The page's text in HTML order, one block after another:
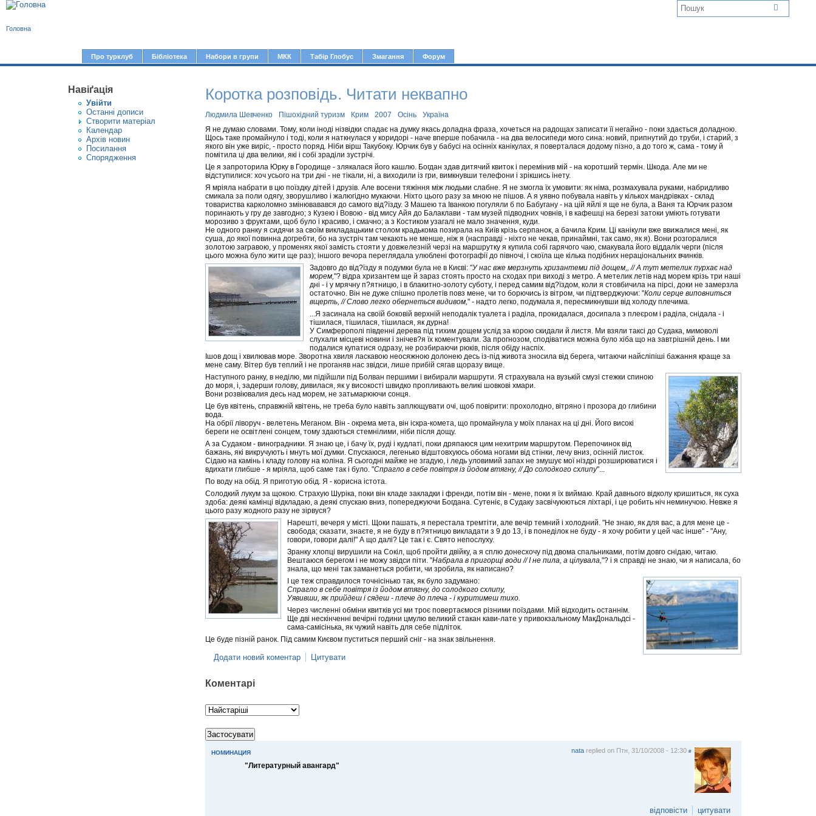
л
о
в
н
Про турклуб Бібліотека Набори в групи МКК Табір Глобус Змагання Форум
Головна
Навіґація
Увiйти
Останні дописи
Створити матерiал
Календар
Архів новин
Посилання
Спорядження
Коротка розповідь. Читати неквапно
Людмила Шевченко Пішохідний туризм Крим 2007 Осінь
Україна
Я не думаю словами. Тому, коли іноді нізвідки спадає на думку якась доладна фраза, хочеться на радощах записати її негайно - поки здається доладною.
Щось таке промайнуло і тоді, коли я наткнулася у коридорі - наче вперше побачила - на два велосипеди мого сина: новий, припнутий до труби, і старий, з
якого він уже виріс, - просто поряд. Ніби вірш Такубоку. Юрчик був у бабусі на осінніх канікулах, я поверталася додому пізно, а до того ж, сама - тому й
помітила ці два велики, які і собі зраділи зустрічі.
Це я запроторила Юрку в Городище - злякалася його кашлю. Богдан здав дитячий квиток і перемінив мій - на коротший термін. Шкода. Але ми не
відступилися: хоч усього на три дні - не тікали, ні, а виходили із гри, вимкнувши телефони і зрікшись інету.
Я мріяла набрати в цю поїздку дітей і друзів. Але восени тяжіння між людьми слабне. Я не змогла їх умовити: як німа, розмахувала руками, набридливо
смикала за поли одягу, зворушливо і жалюгідно мукаючи. Ніхто цього разу за мною не пішов. А я уявно побувала навіть у кількох мандрівках - склад
товариства карколомно змінювавався до самого від?їзду. З Машею та Іванкою погуляли б по Бабугану - на цій яйлі я ще не була, а Ваня та Юрчик разом
поринають у гру де завгодно; з Кузею і Вовою - від мису Айя до Балаклави - там музей підводних човнів, і в кафешці на березі затоки уміють готувати
морозиво з фруктами, щоб було і красиво, і смачно; а з Костиком узагалі не мало значення, куди.
Не одного ранку я сидячи за своїм викладацьким столом крадькома позирала на Київ крізь серпанок, а бачила Крим. Ці канікули вже ввижалися мені, як
суша, до якої повинна догребти, бо на зустріч там чекають не менше, ніж я (насправді - ніхто не чекав, принаймні, так само, як я). Вони розгоралися
золотою загравою, у променях якої замість стояти у довжелезній черзі на маршрутку я купила собі гарячого чаю, смакувала його віддалік черги (після
цього можна було жити ще раз); іншого вечора переглядала улюблені фотографії до півночі, і скоїла ще кілька подібних нераціональних вчинків.
Задовго до від?їзду я подумки була не в Києві: "У нас вже мерзнуть хризантеми під дощем,, // А тут метелик пурхає над
морем,"? відра хризантем ще й зараз стоять просто на сходах при виході з метро. А метелик летів над морем крізь три наші
дні - і у мрячну п?ятницю, і в блакитно-золоту суботу, і перед самим від?їздом, коли я стовбичила на пірсі, доки не замерзла
остаточно. Він не дуже спішно пролетів повз мене, чи то борючись із вітром, чи підтверджуючи: "Коли серце виповниться
вщерть,// Слово легко обернеться видивом," - надто легко, подумала я, пересмикнувши від холоду плечима.
...Я засинала на своїй боковій верхній неподалік туалета і раділа, прокидалася, досипала з плеєром і раділа, снідала - і
тішилася, тішилася, тішилася, як дурна!
У Симферополі південні дерева під тихим дощем услід за корою скидали й листя. Ми взяли таксі до Судака, мимоволі
слухали місцеві новини і знічев?я їх коментували. За прогнозом, сподіватися можна було хіба що на завтрішній день. І ми
подалися купатися одразу, не розбираючи рюків, після обіду наспіх.
Ішов дощ і хвилював море. Зворотна хвиля ласкавою неосяжною долонею десь із-під живота зносила від берега, читаючи найсліпіші бажання краще за
мене саму. Вітер був теплий і не проганяв нас звідси, лише прибій сягав щоразу вище.
Наступного ранку, в неділю, ми підійшли під Болван першими і вибирали маршрути. Я страхувала на вузькій смузі стежки спиною
до моря, і, задерши голову, дивилася, як у високості швидко пропливають великі шовкові хмари.
Вони розвіювалия десь над морем, не затьмарюючи сонця.
Це був квітень, справжній квітень, не треба було навіть заплющувати очі, щоб повірити: прохолодно, вітряно і прозора до глибини
вода.
На обрії ліворуч - велетень Меганом. Він - окрема мета, він іскра-комета, що промайнула у моїх планах на ці дні. Його високі
береги не освітлені сонцем, тому здаються стемнілими, ніби після дощу.
А за Судаком - виноградники. Я знаю це, і бачу їх, руді і кудлаті, поки дряпаюся цим нехитрим маршрутом. Перепочинок від
бажань, які викручують і мнуть мої думки. Спускаюся, легенько відштовхуюсь обома ногами від стінки, лечу вниз, осінній листок.
Сідаю на камінь і кладу голову на коліна. Я сьогодні майже не згадую, і ледь уловимий запах не змушує мої ніздрі розширюватися і
вдихати глибше - я мріяла, щоб саме так і було. "Спрагло в себе повітря із йодом втягну, // До солодкого схлипу"...
По воду на обід. Я приготую обід. Я - корисна істота.
Солодкий лукум за щокою. Страхую Шуріка, поки він кладе закладки і френди, потім він - мене, поки я їх виймаю. Край давнього відколу кришиться, як суха
здоба: деякі камінці відкладаю, а деякі спускаю вниз, попереджуючи Богдана. Сутеніє, в Судаку засвічуюються ліхтарі, і це робить ніч неминучою. Невже я
цього разу жодного разу не зірвуся?
Нарешті, вечеря у місті. Щоки пашать, я перестала тремтіти, але вечір темний і холодний. "Не знаю, як для вас, а для мене це -
свобода; сказати, знаєте, я не буду в п?ятницю викладати з 9 до 13, і в понеділок не буду - я хочу робити у цей час інше" - "Ану,
говори, говори далі!" А що далі? Це так і є. Свято непослуху.
Зранку хлопці вирушили на Сокіл, щоб пройти двійку, а я сплю донесхочу під двома спальниками, потім довго снідаю, читаю.
Вештаюся берегом і не можу звідси піти. "Набрала в пригорщі води // І не пила, а цілувала, "? і я справді не знаю, чи я написала, бо
знала, що мені так заманеться робити, чи зробила, як написано?
І це теж справдилося точнісінько так, як було задумано:
Спрагло в себе повітря із йодом втягну, до солодкого схлипу,
Уявивши, як прийдеш і сядеш - плече до плеча - і куритимеш тихо.
Через численні обміни квитків усі ми троє повертаємося різними поїздами. Мій відходить останнім.
Ще дві нескінченні вечірні години цмулю великий стакан кави-лате у привокзальному МакДональдсі -
сама-самісінька, як чужий навіть для себе підліток.
Це буде пізній ранок. Під самим Києвом пуститься перший сніг - на знак звільнення.
Додати новий коментар Цитувати
Коментарі
НОМИНАЦИЯ natareplied on Птн, 31/10/2008 - 12:30 #
"Литературный авангард"
відповісти цитувати